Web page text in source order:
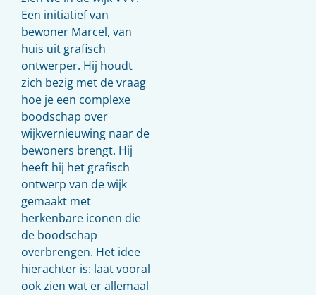
Een initiatief van
bewoner Marcel, van
huis uit grafisch
ontwerper. Hij houdt
zich bezig met de vraag
hoe je een complexe
boodschap over
wijkvernieuwing naar de
bewoners brengt. Hij
heeft hij het grafisch
ontwerp van de wijk
gemaakt met
herkenbare iconen die
de boodschap
overbrengen. Het idee
hierachter is: laat vooral
ook zien wat er allemaal